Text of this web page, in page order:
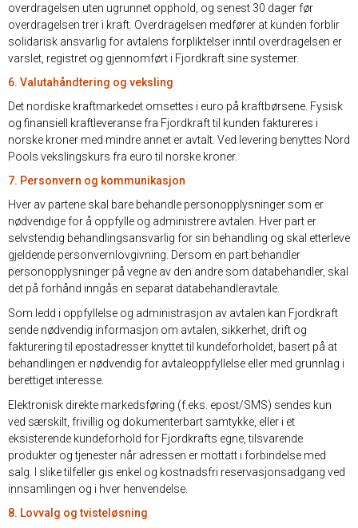
overdragelsen uten ugrunnet opphold, og senest 30 dager før
overdragelsen trer i kraft. Overdragelsen medfører at kunden forblir
solidarisk ansvarlig for avtalens forpliktelser inntil overdragelsen er
varslet, registret og gjennomført i Fjordkraft sine systemer.
6. Valutahåndtering og veksling
Det nordiske kraftmarkedet omsettes i euro på kraftbørsene. Fysisk
og finansiell kraftleveranse fra Fjordkraft til kunden faktureres i
norske kroner med mindre annet er avtalt. Ved levering benyttes Nord
Pools vekslingskurs fra euro til norske kroner.
7. Personvern og kommunikasjon
Hver av partene skal bare behandle personopplysninger som er
nødvendige for å oppfylle og administrere avtalen. Hver part er
selvstendig behandlingsansvarlig for sin behandling og skal etterleve
gjeldende personvernlovgivning. Dersom en part behandler
personopplysninger på vegne av den andre som databehandler, skal
det på forhånd inngås en separat databehandleravtale.
Som ledd i oppfyllelse og administrasjon av avtalen kan Fjordkraft
sende nødvendig informasjon om avtalen, sikkerhet, drift og
fakturering til epostadresser knyttet til kundeforholdet, basert på at
behandlingen er nødvendig for avtaleoppfyllelse eller med grunnlag i
berettiget interesse.
Elektronisk direkte markedsføring (f.eks. epost/SMS) sendes kun
ved særskilt, frivillig og dokumenterbart samtykke, eller i et
eksisterende kundeforhold for Fjordkrafts egne, tilsvarende
produkter og tjenester når adressen er mottatt i forbindelse med
salg. I slike tilfeller gis enkel og kostnadsfri reservasjonsadgang ved
innsamlingen og i hver henvendelse.
8. Lovvalg og tvisteløsning